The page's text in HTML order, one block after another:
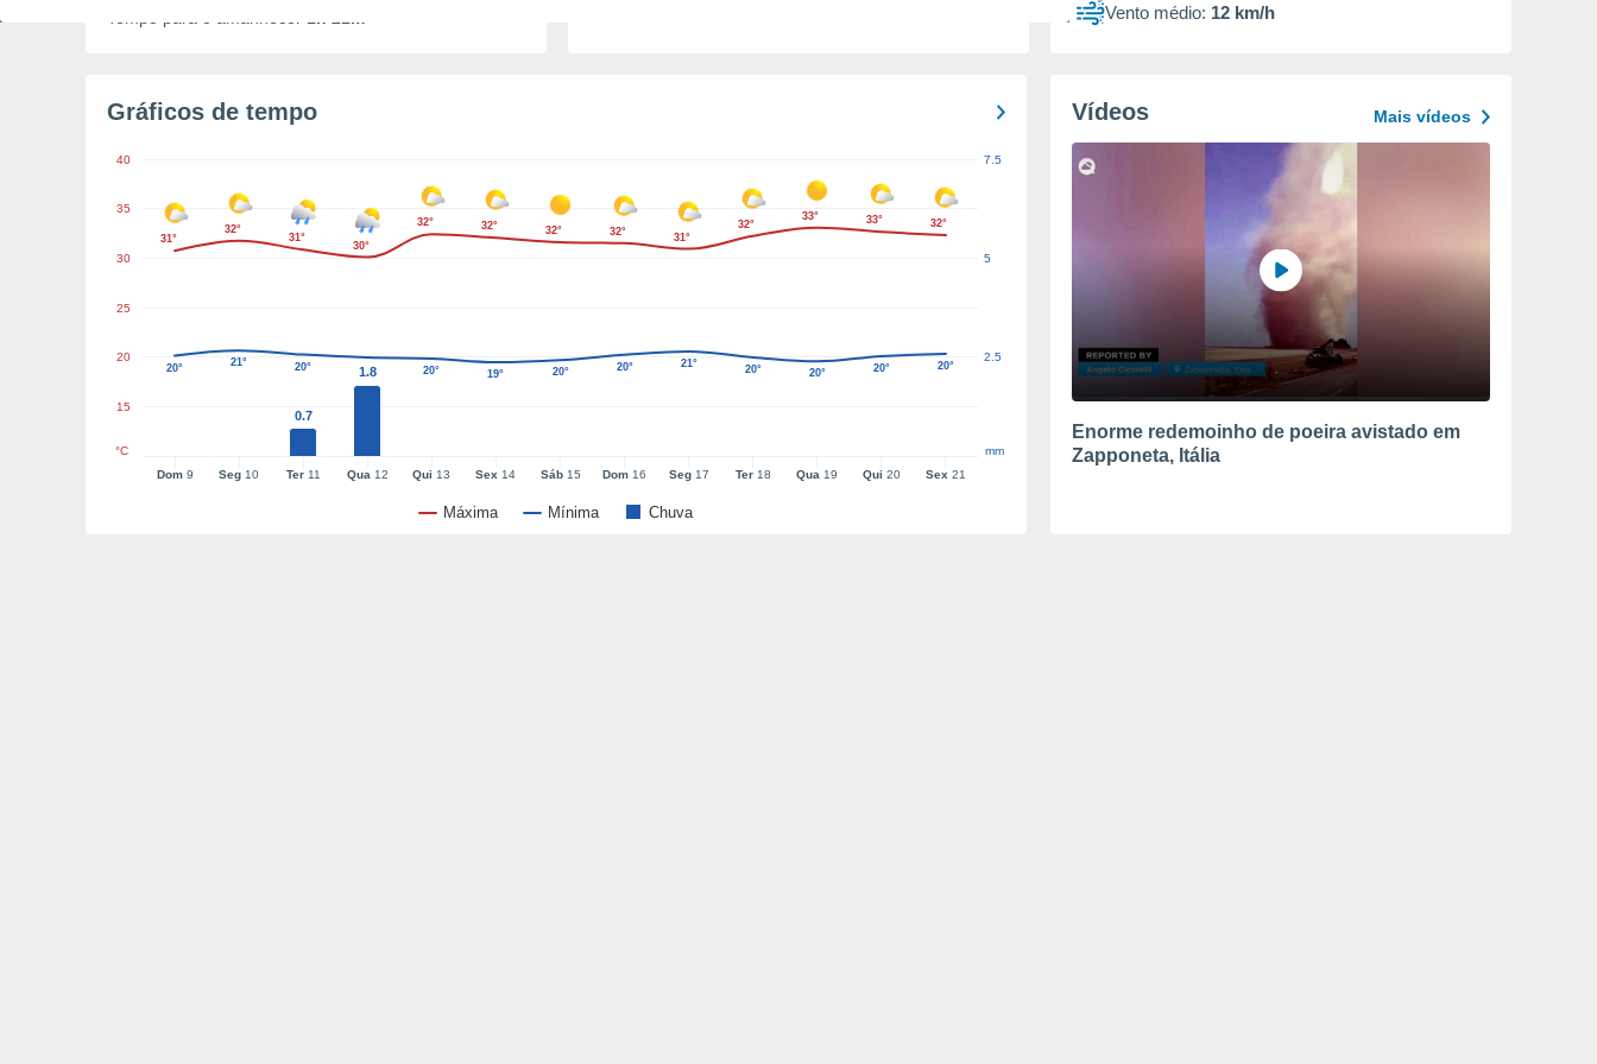
Vento médio: 12 km/h
Gráficos de tempo
Máxima Mínima Chuva
Dom9 Seg 10 Ter11 Qua 12 Qui 13 Sex 14 Sáb15 Dom 16 Seg17 Ter18 Qua 19 Qui 20 Sex 21
15
20
25
30
35
40
°C
2.5
5
7.5
mm
0.7
1.8
31°
32°
31°
30°
32° 32° 32° 32° 31°
32°
33° 33° 32°
20° 21° 20° 20° 19° 20° 20° 21° 20° 20° 20° 20°
Vídeos Mais vídeos
Enorme redemoinho de poeira avistado em
Zapponeta, Itália